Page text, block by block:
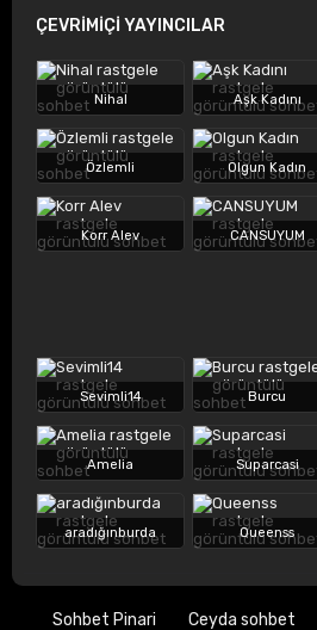
ÇEVRİMİÇİ YAYINCILAR
Nihal Aşk Kadını
Özlemli Olgun Kadın
Korr Alev CANSUYUM
Sevimli14 Burcu
Amelia Suparcasi
aradığınburda Queenss
Sohbet Pinari Ceyda sohbet